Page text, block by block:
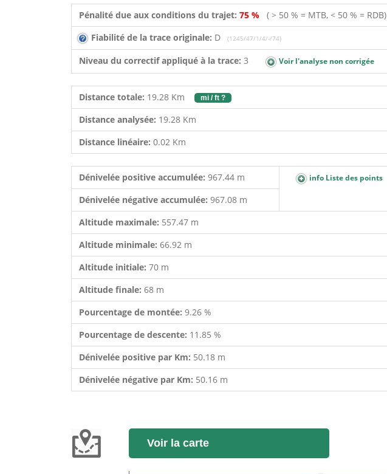
Pénalité due aux conditions du trajet: 75 % ( > 50 % = MTB, < 50 % = RDB)
Fiabilité de la trace originale: D (1245/47/1/4/-/74)
Niveau du correctif appliqué à la trace: 3 Voir l'analyse non corrigée
Distance totale: 19.28 Km mi / ft ?
Distance analysée: 19.28 Km
Distance linéaire: 0.02 Km
Dénivelée positive accumulée: 967.44 m info Liste des points
Dénivelée négative accumulée: 967.08 m
Altitude maximale: 557.47 m
Altitude minimale: 66.92 m
Altitude initiale: 70 m
Altitude finale: 68 m
Pourcentage de montée: 9.26 %
Pourcentage de descente: 11.85 %
Dénivelée positive par Km: 50.18 m
Dénivelée négative par Km: 50.16 m
Voir la carte